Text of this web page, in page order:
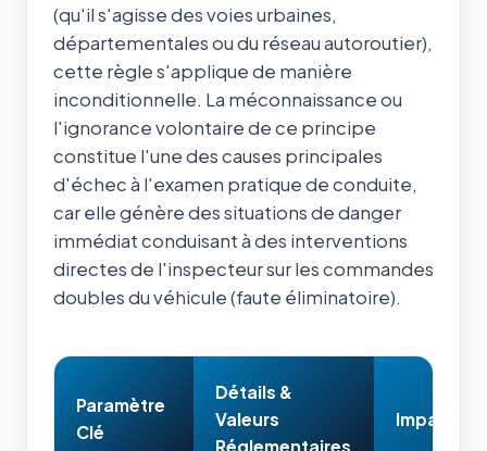
(qu'il s'agisse des voies urbaines,
départementales ou du réseau autoroutier),
cette règle s'applique de manière
inconditionnelle. La méconnaissance ou
l'ignorance volontaire de ce principe
constitue l'une des causes principales
d'échec à l'examen pratique de conduite,
car elle génère des situations de danger
immédiat conduisant à des interventions
directes de l'inspecteur sur les commandes
doubles du véhicule (faute éliminatoire).
Paramètre
Clé
Détails &
Valeurs
Réglementaires
Impact &